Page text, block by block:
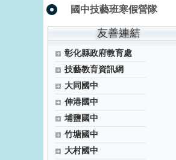
國中技藝班寒假營隊
彰化縣政府教育處
技藝教育資訊網
大同國中
伸港國中
埔鹽國中
竹塘國中
大村國中